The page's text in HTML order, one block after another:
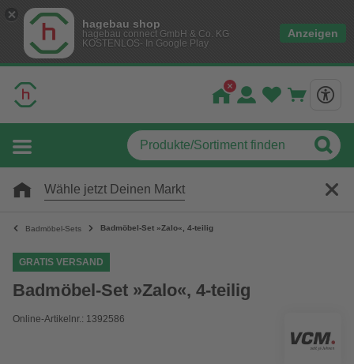
hagebau shop
hagebau connect GmbH & Co. KG
KOSTENLOS- In Google Play
Anzeigen
Wähle jetzt Deinen Markt
Badmöbel-Sets Badmöbel-Set »Zalo«, 4-teilig
GRATIS VERSAND
Badmöbel-Set »Zalo«, 4-teilig
Online-Artikelnr.: 1392586